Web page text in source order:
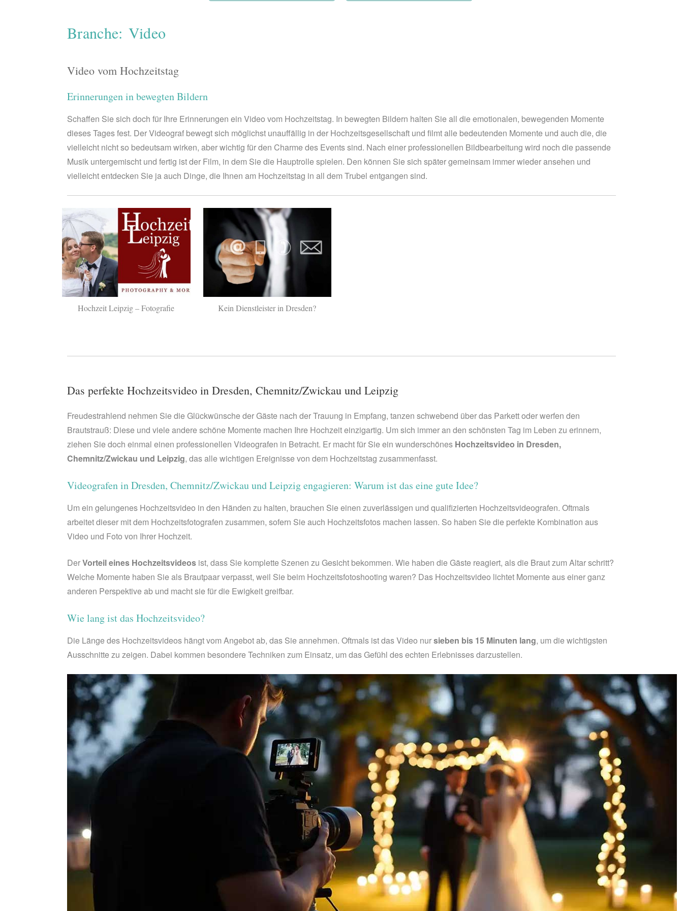
Branche: Video
Video vom Hochzeitstag
Erinnerungen in bewegten Bildern
Schaffen Sie sich doch für Ihre Erinnerungen ein Video vom Hochzeitstag. In bewegten Bildern halten Sie all die emotionalen, bewegenden Momente
dieses Tages fest. Der Videograf bewegt sich möglichst unauffällig in der Hochzeitsgesellschaft und filmt alle bedeutenden Momente und auch die, die
vielleicht nicht so bedeutsam wirken, aber wichtig für den Charme des Events sind. Nach einer professionellen Bildbearbeitung wird noch die passende
Musik untergemischt und fertig ist der Film, in dem Sie die Hauptrolle spielen. Den können Sie sich später gemeinsam immer wieder ansehen und
vielleicht entdecken Sie ja auch Dinge, die Ihnen am Hochzeitstag in all dem Trubel entgangen sind.
Hochzeit Leipzig – Fotografie Kein Dienstleister in Dresden?
Das perfekte Hochzeitsvideo in Dresden, Chemnitz/Zwickau und Leipzig
Freudestrahlend nehmen Sie die Glückwünsche der Gäste nach der Trauung in Empfang, tanzen schwebend über das Parkett oder werfen den
Brautstrauß: Diese und viele andere schöne Momente machen Ihre Hochzeit einzigartig. Um sich immer an den schönsten Tag im Leben zu erinnern,
ziehen Sie doch einmal einen professionellen Videografen in Betracht. Er macht für Sie ein wunderschönes Hochzeitsvideo in Dresden,
Chemnitz/Zwickau und Leipzig, das alle wichtigen Ereignisse von dem Hochzeitstag zusammenfasst.
Videografen in Dresden, Chemnitz/Zwickau und Leipzig engagieren: Warum ist das eine gute Idee?
Um ein gelungenes Hochzeitsvideo in den Händen zu halten, brauchen Sie einen zuverlässigen und qualifizierten Hochzeitsvideografen. Oftmals
arbeitet dieser mit dem Hochzeitsfotografen zusammen, sofern Sie auch Hochzeitsfotos machen lassen. So haben Sie die perfekte Kombination aus
Video und Foto von Ihrer Hochzeit.
DerVorteil eines Hochzeitsvideos ist, dass Sie komplette Szenen zu Gesicht bekommen. Wie haben die Gäste reagiert, als die Braut zum Altar schritt?
Welche Momente haben Sie als Brautpaar verpasst, weil Sie beim Hochzeitsfotoshooting waren? Das Hochzeitsvideo lichtet Momente aus einer ganz
anderen Perspektive ab und macht sie für die Ewigkeit greifbar.
Wie lang ist das Hochzeitsvideo?
Die Länge des Hochzeitsvideos hängt vom Angebot ab, das Sie annehmen. Oftmals ist das Video nursieben bis 15 Minuten lang, um die wichtigsten
Ausschnitte zu zeigen. Dabei kommen besondere Techniken zum Einsatz, um das Gefühl des echten Erlebnisses darzustellen.